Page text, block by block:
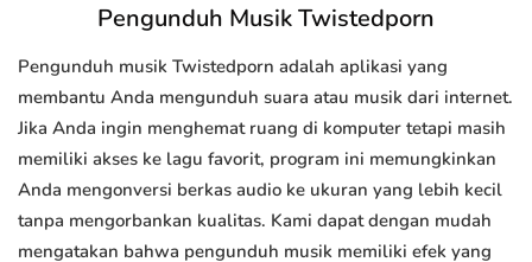
Pengunduh Musik Twistedporn
Pengunduh musik Twistedporn adalah aplikasi yang
membantu Anda mengunduh suara atau musik dari internet.
Jika Anda ingin menghemat ruang di komputer tetapi masih
memiliki akses ke lagu favorit, program ini memungkinkan
Anda mengonversi berkas audio ke ukuran yang lebih kecil
tanpa mengorbankan kualitas. Kami dapat dengan mudah
mengatakan bahwa pengunduh musik memiliki efek yang